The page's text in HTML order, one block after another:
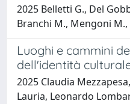
2025 Belletti G., Del
Branchi M., Mengoni M.,
Luoghi e cammini
dell'identità
2025 Claudia
Lauria, Leonardo